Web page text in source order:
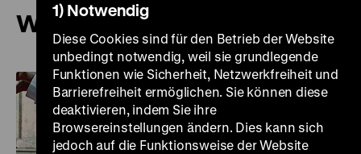
Wenn Du groß bist, lieber Adam
1) Notwendig
Diese Cookies sind für den Betrieb der Website
unbedingt notwendig, weil sie grundlegende
Funktionen wie Sicherheit, Netzwerkfreiheit und
Barrierefreiheit ermöglichen. Sie können diese
deaktivieren, indem Sie ihre
Browsereinstellungen ändern. Dies kann sich
jedoch auf die Funktionsweise der Website